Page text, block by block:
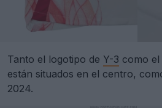
Tanto el logotipo de Y-3 como
están situados en el centro,
2024.